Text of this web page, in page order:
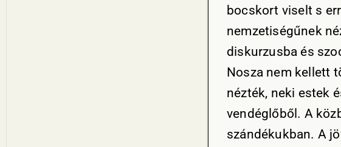
bocskort viselt s
nemzetiségűnek
diskurzusba és
Nosza nem kellett
nézték, neki estek
vendéglőből. A
szándékukban. A